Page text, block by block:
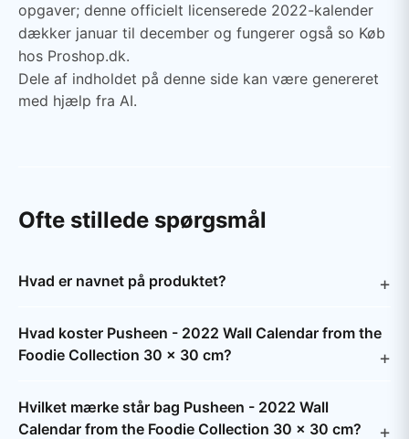
opgaver; denne officielt licenserede 2022-kalender
dækker januar til december og fungerer også so Køb
hos Proshop.dk.
Dele af indholdet på denne side kan være genereret
med hjælp fra AI.
Ofte stillede spørgsmål
Hvad er navnet på produktet?
Hvad koster Pusheen - 2022 Wall Calendar from the
Foodie Collection 30 x 30 cm?
Hvilket mærke står bag Pusheen - 2022 Wall
Calendar from the Foodie Collection 30 x 30 cm?